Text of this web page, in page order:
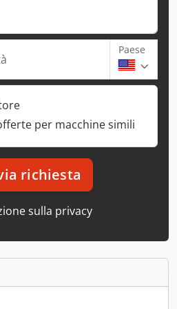
Paese
per macchine simili
richiesta
sulla privacy